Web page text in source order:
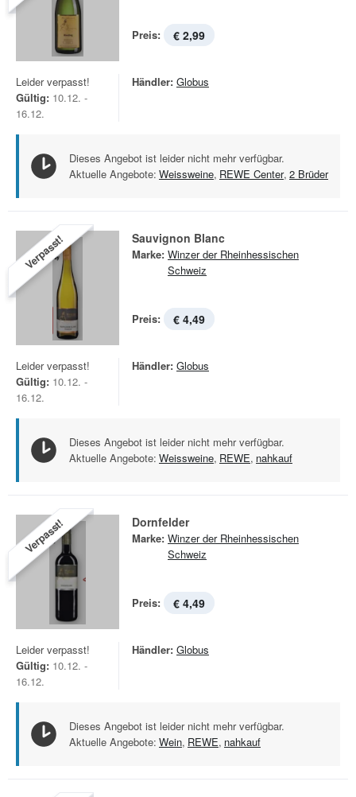
Preis: € 2,99
Leider verpasst!
Gültig: 10.12. -
16.12.
Händler: Globus
Dieses Angebot ist leider nicht mehr verfügbar.
Aktuelle Angebote: Weissweine, REWE Center, 2 Brüder
Verpasst! Sauvignon Blanc
Marke: Winzer der Rheinhessischen
Schweiz
Preis: € 4,49
Leider verpasst!
Gültig: 10.12. -
16.12.
Händler: Globus
Dieses Angebot ist leider nicht mehr verfügbar.
Aktuelle Angebote: Weissweine, REWE, nahkauf
Verpasst! Dornfelder
Marke: Winzer der Rheinhessischen
Schweiz
Preis: € 4,49
Leider verpasst!
Gültig: 10.12. -
16.12.
Händler: Globus
Dieses Angebot ist leider nicht mehr verfügbar.
Aktuelle Angebote: Wein, REWE, nahkauf